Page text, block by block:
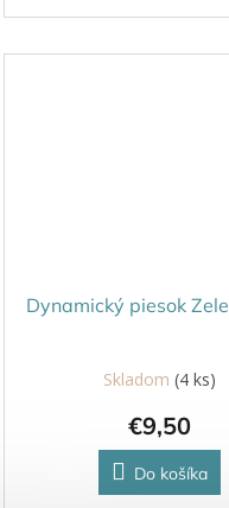
či...
Dynamický piesok
Skladom(4 ks)
€9,50
Do košíka